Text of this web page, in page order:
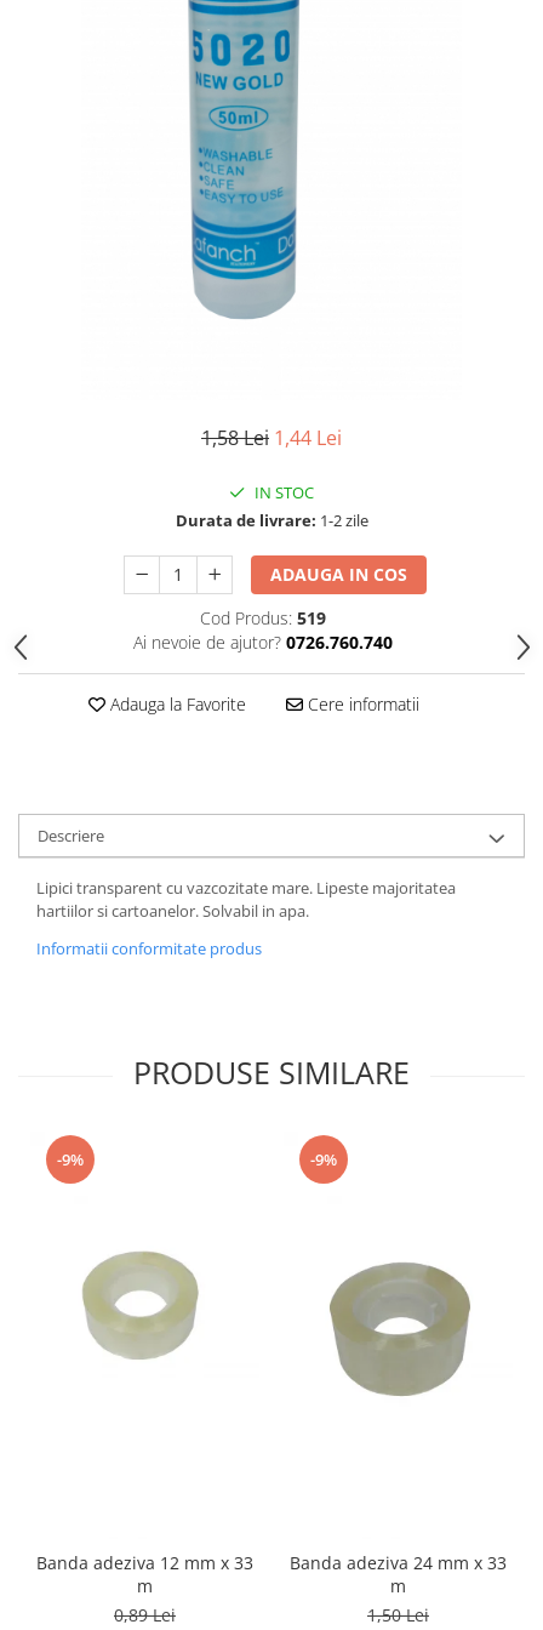
1,58 Lei 1,44 Lei
IN STOC
Durata de livrare: 1-2 zile
ADAUGA IN COS
Cod Produs: 519
Ai nevoie de ajutor? 0726.760.740
Adauga la Favorite Cere informatii
Descriere
Lipici transparent cu vazcozitate mare. Lipeste majoritatea
hartiilor si cartoanelor. Solvabil in apa.
Informatii conformitate produs
PRODUSE SIMILARE
-9%
Banda adeziva 12 mm x 33
m
0,89 Lei
-9%
Banda adeziva 24 mm x 33
m
1,50 Lei